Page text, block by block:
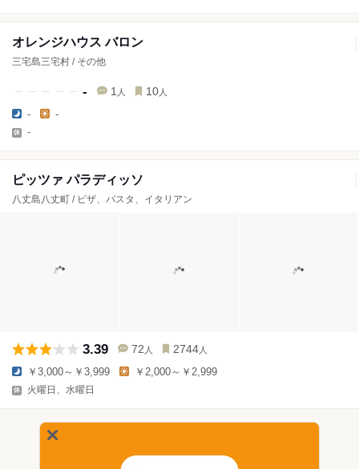
オレンジハウス バロン
三宅島三宅村 / その他
- 1 人 10 人
- -
-
ピッツァ パラディッソ
八丈島八丈町 / ピザ、パスタ、イタリアン
3.39 72 人 2744 人
￥3,000～￥3,999 ￥2,000～￥2,999
火曜日、水曜日